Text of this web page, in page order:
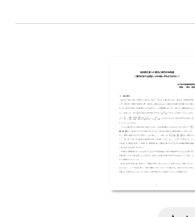
から不等式として理解する
改めて考察してみたい。※
「Tosho数式エディタ」で
す。ワード文書で数式を正
には，「Tosho数式エディ
いることが必要です。会員